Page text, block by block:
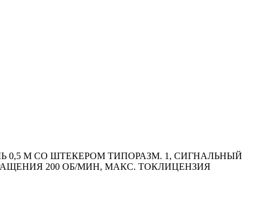
М СО ШТЕКЕРОМ ТИПОРАЗМ. 1, СИГНАЛЬНЫЙ
200 ОБ/МИН, МАКС. ТОКЛИЦЕНЗИЯ